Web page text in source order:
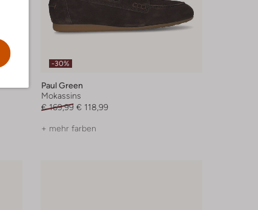
-30%
Paul Green
Mokassins
€ 169,99 € 118,99
+ mehr farben